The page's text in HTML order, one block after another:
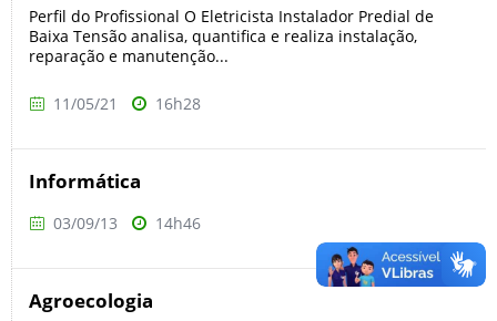
Perfil do Profissional O Eletricista Instalador Predial de
Baixa Tensão analisa, quantifica e realiza instalação,
reparação e manutenção...
11/05/21 16h28
Informática
03/09/13 14h46
Agroecologia